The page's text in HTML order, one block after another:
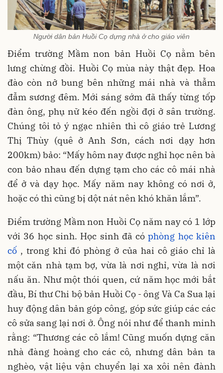
Người dân bản Huồi Cọ dựng nhà ở cho giáo viên
Điểm trường Mầm non bản Huồi Cọ nằm bên
lưng chừng đồi. Huồi Cọ mùa này thật đẹp. Hoa
đào còn nở bung bên những mái nhà và thẫm
đẫm sương đêm. Mới sáng sớm đã thấy từng tốp
đàn ông, phụ nữ kéo đến ngồi đợi ở sân trường.
Chúng tôi tỏ ý ngạc nhiên thì cô giáo trẻ Lương
Thị Thùy (quê ở Anh Sơn, cách nơi dạy hơn
200km) bảo: “Mấy hôm nay được nghỉ học nên bà
con bảo nhau đến dựng tạm cho các cô mái nhà
để ở và dạy học. Mấy năm nay không có nơi ở,
hoặc có thì cũng bị dột nát nên khó khăn lắm”.
Điểm trường Mầm non Huồi Cọ năm nay có 1 lớp
với 36 học sinh. Học sinh đã cóphòng học kiên
cố , trong khi đó phòng ở của hai cô giáo chỉ là
một căn nhà tạm bợ, vừa là nơi nghỉ, vừa là nơi
nấu ăn. Như một thói quen, cứ năm học mới bắt
đầu, Bí thư Chi bộ bản Huồi Cọ - ông Và Ca Sua lại
huy động dân bản góp công, góp sức giúp các các
cô sửa sang lại nơi ở. Ông nói như để thanh minh
rằng: “Thương các cô lắm! Cũng muốn dựng căn
nhà đàng hoàng cho các cô, nhưng dân bản ta
nghèo, vật liệu vận chuyển lại xa xôi nên đành